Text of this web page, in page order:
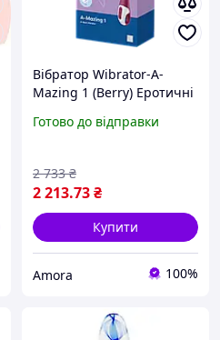
Вібратор Wibrator-A-
Mazing 1 (Berry) Еротичні
Готово до відправки
2 213.73₴
2 733 ₴
Купити
Amora 100%